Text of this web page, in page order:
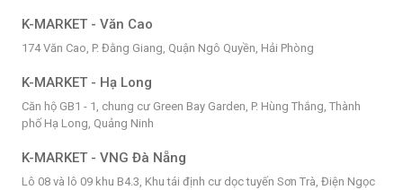
K-MARKET - Văn Cao
174 Văn Cao, P. Đằng Giang, Quận Ngô Quyền, Hải Phòng
K-MARKET - Hạ Long
Căn hộ GB1 - 1, chung cư Green Bay Garden, P. Hùng Thắng, Thành
phố Hạ Long, Quảng Ninh
K-MARKET - VNG Đà Nẵng
Lô 08 và lô 09 khu B4.3, Khu tái định cư dọc tuyến Sơn Trà, Điện Ngọc